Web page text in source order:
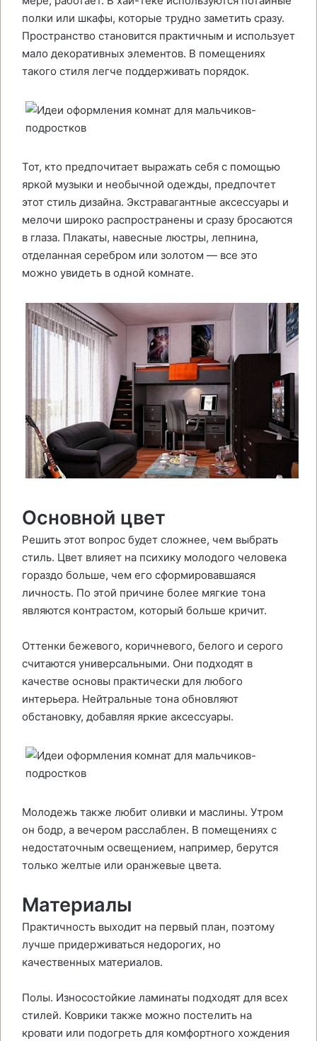
полки или шкафы, которые трудно заметить сразу.
Пространство становится практичным и использует
мало декоративных элементов. В помещениях
такого стиля легче поддерживать порядок.
Тот, кто предпочитает выражать себя с помощью
яркой музыки и необычной одежды, предпочтет
этот стиль дизайна. Экстравагантные аксессуары и
мелочи широко распространены и сразу бросаются
в глаза. Плакаты, навесные люстры, лепнина,
отделанная серебром или золотом — все это
можно увидеть в одной комнате.
Основной цвет
Решить этот вопрос будет сложнее, чем выбрать
стиль. Цвет влияет на психику молодого человека
гораздо больше, чем его сформировавшаяся
личность. По этой причине более мягкие тона
являются контрастом, который больше кричит.
Оттенки бежевого, коричневого, белого и серого
считаются универсальными. Они подходят в
качестве основы практически для любого
интерьера. Нейтральные тона обновляют
обстановку, добавляя яркие аксессуары.
Молодежь также любит оливки и маслины. Утром
он бодр, а вечером расслаблен. В помещениях с
недостаточным освещением, например, берутся
только желтые или оранжевые цвета.
Материалы
Практичность выходит на первый план, поэтому
лучше придерживаться недорогих, но
качественных материалов.
Полы. Износостойкие ламинаты подходят для всех
стилей. Коврики также можно постелить на
кровати или подогреть для комфортного хождения